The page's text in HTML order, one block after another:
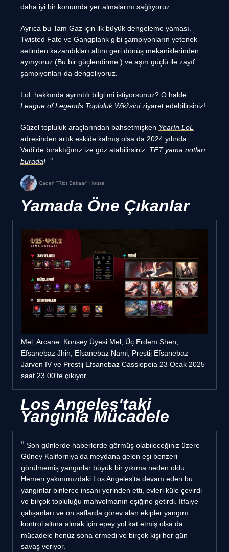
daha iyi bir konumda yer almalarını sağlıyoruz.
Ayrıca bu Tam Gaz için ilk büyük dengeleme yaması.
Twisted Fate ve Gangplank gibi şampiyonların yetenek
setinden kazandıkları altını geri dönüş mekaniklerinden
ayırıyoruz (Bu bir güçlendirme.) ve aşırı güçlü ile zayıf
şampiyonları da dengeliyoruz.
LoL hakkında ayrıntılı bilgi mi istiyorsunuz? O halde
League of Legends Topluluk Wiki'siniziyaret edebilirsiniz!
Güzel topluluk araçlarından bahsetmişken YearIn.LoL
adresinden artık eskide kalmış olsa da 2024 yılında
Vadi'de bıraktığınız ize göz atabilirsiniz. TFT yama notları
burada!
Caden "Riot Sakaar" House
Yamada Öne Çıkanlar
Mel, Arcane: Konsey Üyesi Mel, Üç Erdem Shen,
Efsanebaz Jhin, Efsanebaz Nami, Prestij Efsanebaz
Jarven IV ve Prestij Efsanebaz Cassiopeia 23 Ocak 2025
saat 23.00'te çıkıyor.
Los Angeles'taki
Yangınla Mücadele
Son günlerde haberlerde görmüş olabileceğiniz üzere
Güney Kaliforniya'da meydana gelen eşi benzeri
görülmemiş yangınlar büyük bir yıkıma neden oldu.
Hemen yakınımızdaki Los Angeles'ta devam eden bu
yangınlar binlerce insanı yerinden etti, evleri küle çevirdi
ve birçok topluluğu mahvolmanın eşiğine getirdi. İtfaiye
çalışanları ve ön saflarda görev alan ekipler yangını
kontrol altına almak için epey yol kat etmiş olsa da
mücadele henüz sona ermedi ve birçok kişi her gün
savaş veriyor.